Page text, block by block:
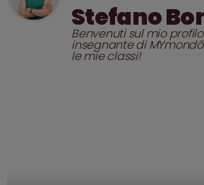
Stefano
Benvenuti sul mio
insegnante di
le mie classi!